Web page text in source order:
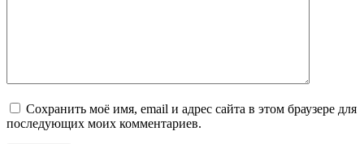
Сохранить моё имя, email и адрес сайта в этом браузере для
последующих моих комментариев.